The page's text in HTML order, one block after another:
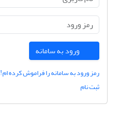
ورود به سامانه
رمز ورود به سامانه را فراموش کرده ام!
ثبت نام